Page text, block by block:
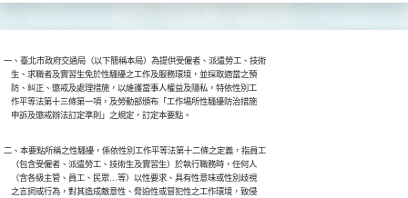
一、臺北市政府交通局（以下簡稱本局）為提供受僱者、派遣勞工、技術
    生、求職者及實習生免於性騷擾之工作及服務環境，並採取適當之預
    防、糾正、懲戒及處理措施，以維護當事人權益及隱私，特依性別工
    作平等法第十三條第一項，及勞動部頒布「工作場所性騷擾防治措施
    申訴及懲戒辦法訂定準則」之規定，訂定本要點。
二、本要點所稱之性騷擾，係依性別工作平等法第十二條之定義，指員工
    （包含受僱者、派遣勞工、技術生及實習生）於執行職務時，任何人
    （含各級主管、員工、民眾…等）以性要求、具有性意味或性別歧視
    之言詞或行為，對其造成敵意性、脅迫性或冒犯性之工作環境，致侵